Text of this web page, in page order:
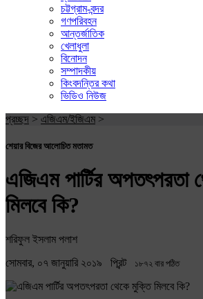
চট্টগ্রাম-বন্দর
গণপরিবহন
আন্তর্জাতিক
খেলাধুলা
বিনোদন
সম্পাদকীয়
কিংবদন্তির কথা
ভিডিও নিউজ
প্রচ্ছদ > এজিএম/ইজিএম >
শেয়ার বিজের আলোচিত মতামত
এজিএম পার্টির অপতৎপরতা
মিলবে কি?
শরিফুল ইসলাম পলাশ
সোমবার, ০৭ জানুয়ারি ২০১৯ প্রিন্ট ১৮৭২ বার পঠিত